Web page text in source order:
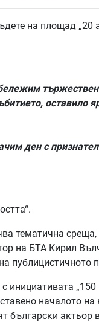
на площад
оставило
ден с
тематична
на БТА Кирил
публицистичното
инициативата
началото
български